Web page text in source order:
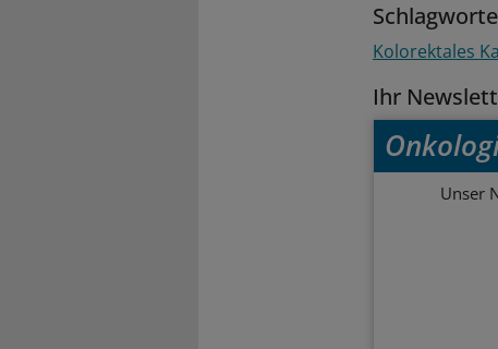
Kolorektales
Ihr
Unser